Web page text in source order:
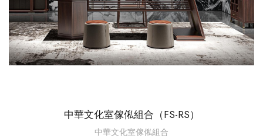
中華文化室傢俬組合（FS-RS）
中華文化室傢俬組合